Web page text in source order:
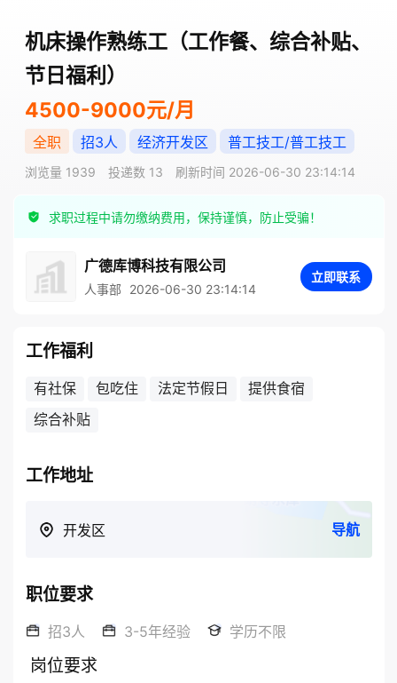
机床操作熟练工（工作餐、综合补贴、
节日福利）
4500-9000元/月
全职 招3人 经济开发区 普工技工/普工技工
浏览量 1939 投递数 13 刷新时间 2026-06-30 23:14:14
求职过程中请勿缴纳费用，保持谨慎，防止受骗！
广德库博科技有限公司
人事部 2026-06-30 23:14:14
立即联系
工作福利
有社保 包吃住 法定节假日
提供食宿
综合补贴
工作地址
开发区 导航
职位要求
招3人 3-5年经验 学历不限